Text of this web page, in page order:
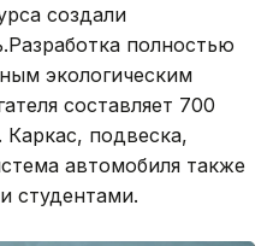
создали
полностью
экологическим
составляет 700
Каркас, подвеска,
автомобиля также
студентами.